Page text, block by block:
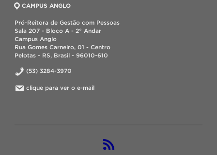
CAMPUS ANGLO
Pró-Reitora de Gestão com Pessoas
Sala 207 - Bloco A - 2° Andar
Campus Anglo
Rua Gomes Carneiro, 01 - Centro
Pelotas - RS, Brasil - 96010-610
(53) 3284-3970
clique para ver o e-mail